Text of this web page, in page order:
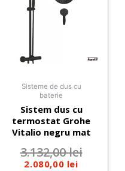
Sisteme de dus cu
baterie
Sistem dus cu
termostat Grohe
Vitalio negru mat
3.132,00lei
2.080,00 lei